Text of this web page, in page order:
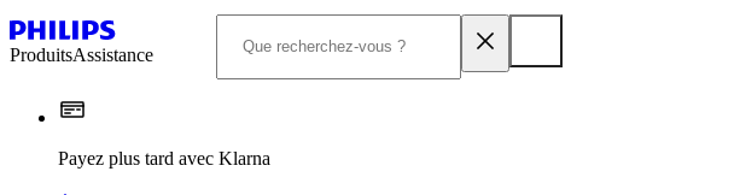
ProduitsAssistance
Payez plus tard avec Klarna